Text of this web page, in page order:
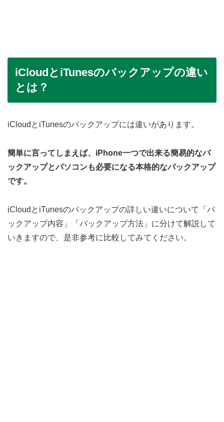
iCloudとiTunesのバックアップの違い
とは？
iCloudとiTunesのバックアップには違いがあります。
簡単に言ってしまえば、iPhone一つで出来る簡易的なバ
ックアップとパソコンも必要になる本格的なバックアップ
です。
iCloudとiTunesのバックアップの詳しい違いについて「バ
ックアップ内容」「バックアップ方法」に分けて解説して
いきますので、是非参考に比較してみてください。